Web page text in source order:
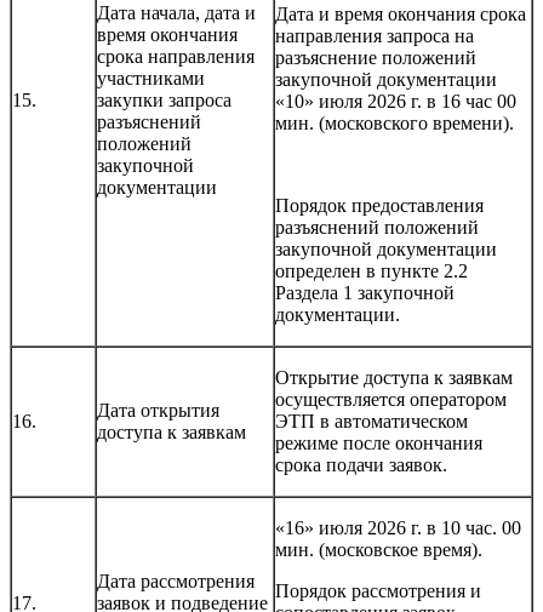
15.
Дата начала, дата и
время окончания
срока направления
участниками
закупки запроса
разъяснений
положений
закупочной
документации
Дата и время окончания срока
направления запроса на
разъяснение положений
закупочной документации
«10» июля 2026 г. в 16 час 00
мин. (московского времени).
Порядок предоставления
разъяснений положений
закупочной документации
определен в пункте 2.2
Раздела 1 закупочной
документации.
16.
Дата открытия
доступа к заявкам
Открытие доступа к заявкам
осуществляется оператором
ЭТП в автоматическом
режиме после окончания
срока подачи заявок.
17.
Дата рассмотрения
заявок и подведение
«16» июля 2026 г. в 10 час. 00
мин. (московское время).
Порядок рассмотрения и